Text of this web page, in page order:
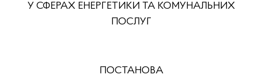
У СФЕРАХ ЕНЕРГЕТИКИ ТА КОМУНАЛЬНИХ
ПОСЛУГ
ПОСТАНОВА